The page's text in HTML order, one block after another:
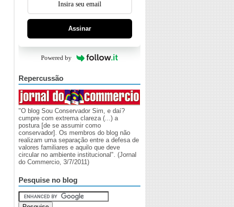
Assinar
Powered by
Repercussão
"O blog Sou Conservador Sim, e daí?
cumpre com extrema clareza (...) a
postura [de se assumir como
conservador]. Os membros do blog não
realizam uma separação entre a defesa de
valores familiares e aquilo que deve
circular no ambiente institucional". (Jornal
do Commercio, 3/7/2011)
Pesquise no blog